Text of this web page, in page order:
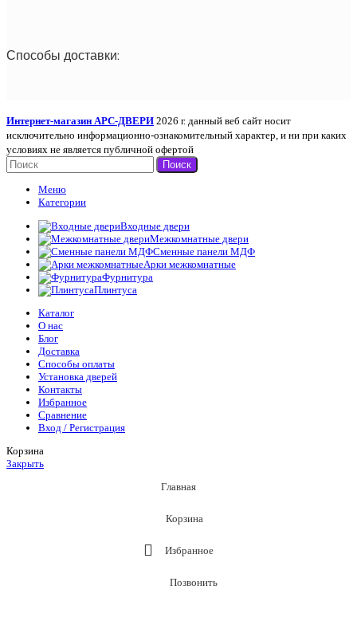
Способы доставки:
Интернет-магазин АРС-ДВЕРИ 2026 г. данный веб сайт носит
исключительно информационно-ознакомительный характер, и ни при каких
условиях не является публичной офертой
Поиск
Меню
Категории
Входные двери
Межкомнатные двери
Сменные панели МДФ
Арки межкомнатные
Фурнитура
Плинтуса
Каталог
О нас
Блог
Доставка
Способы оплаты
Установка дверей
Контакты
Избранное
Сравнение
Вход / Регистрация
Корзина
Закрыть
Главная
Корзина
Избранное
Позвонить